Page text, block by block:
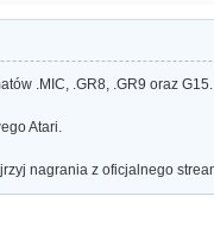
.MIC, .GR8, .GR9 oraz G15.
Atari.
nagrania z oficjalnego